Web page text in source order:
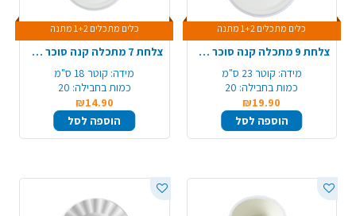
כלים מתכלים 1+2 מתנה
צלחת 9 מתכלה קנה סוכר מודפס 20 יח' - כסף
מידה: קוטר 23 ס"מ
כמות בחבילה: 20
₪19.90
הוספה לסל
כלים מתכלים 1+2 מתנה
צלחת 7 מתכלה קנה סוכר מודפס 20 יח' - כסף
מידה: קוטר 18 ס"מ
כמות בחבילה: 20
₪14.90
הוספה לסל